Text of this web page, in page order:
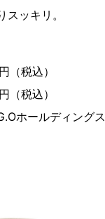
スッキリ。
（税込）
（税込）
ホールディングス